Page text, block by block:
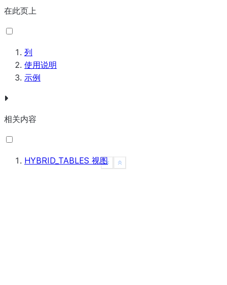
Show less
See more
在此页上
列
使用说明
示例
相关内容
HYBRID_TABLES 视图